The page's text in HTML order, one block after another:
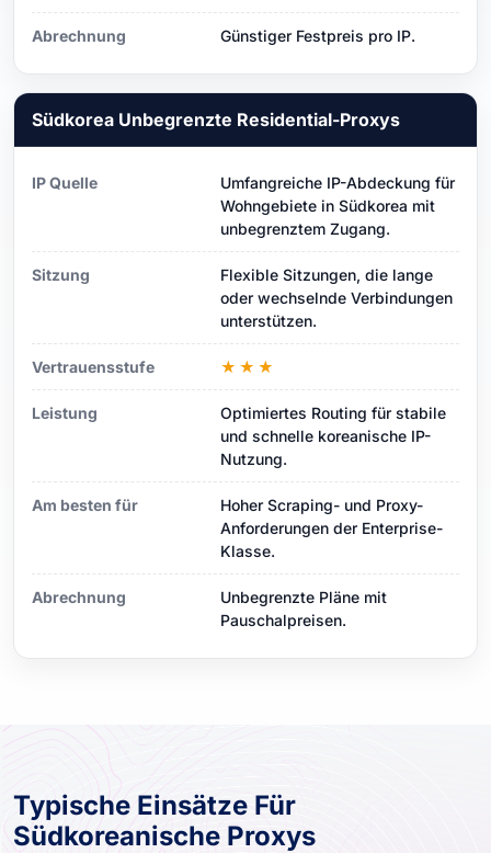
Abrechnung Günstiger Festpreis pro IP.
Südkorea Unbegrenzte Residential-Proxys
IP Quelle
Umfangreiche IP-Abdeckung für
Wohngebiete in Südkorea mit
unbegrenztem Zugang.
Sitzung
Flexible Sitzungen, die lange
oder wechselnde Verbindungen
unterstützen.
Vertrauensstufe ★★★
Leistung
Optimiertes Routing für stabile
und schnelle koreanische IP-
Nutzung.
Am besten für
Hoher Scraping- und Proxy-
Anforderungen der Enterprise-
Klasse.
Abrechnung
Unbegrenzte Pläne mit
Pauschalpreisen.
Typische Einsätze Für
Südkoreanische Proxys